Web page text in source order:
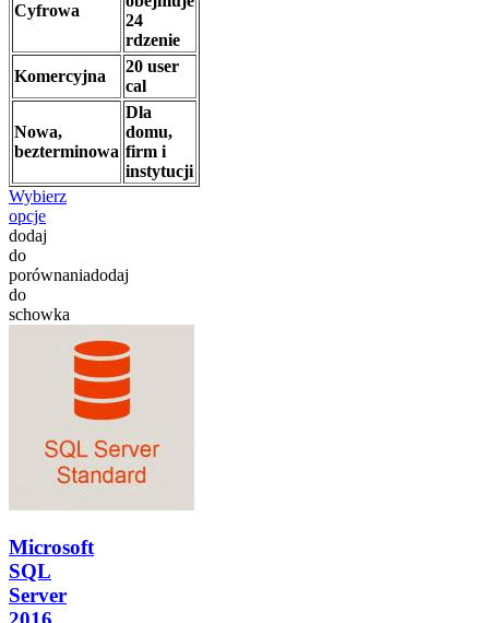
Cyfrowa
24
rdzenie
Komercyjna
20 user
cal
Nowa,
bezterminowa
Dla
domu,
firm i
instytucji
Wybierz
opcje
dodaj
do
porównaniadodaj
do
schowka
Microsoft
SQL
Server